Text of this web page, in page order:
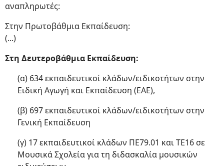
αναπληρωτές:
Στην Πρωτοβάθμια Εκπαίδευση:
(...)
Στη Δευτεροβάθμια Εκπαίδευση:
(α) 634 εκπαιδευτικοί κλάδων/ειδικοτήτων στην
Ειδική Αγωγή και Εκπαίδευση (ΕΑΕ),
(β) 697 εκπαιδευτικοί κλάδων/ειδικοτήτων στην
Γενική Εκπαίδευση
(γ) 17 εκπαιδευτικοί κλάδων ΠΕ79.01 και ΤΕ16 σε
Μουσικά Σχολεία για τη διδασκαλία μουσικών